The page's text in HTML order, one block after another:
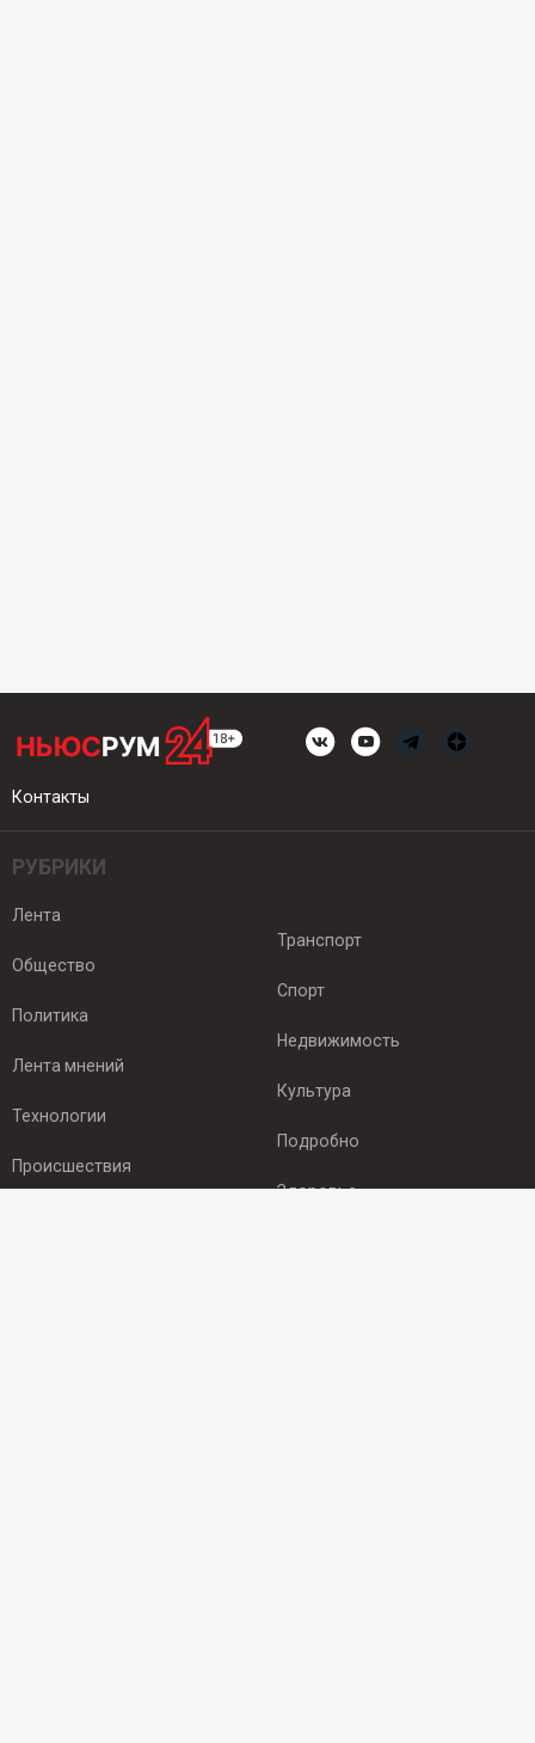
Контакты
РУБРИКИ
Лента
Общество
Политика
Лента мнений
Технологии
Происшествия
Транспорт
Спорт
Недвижимость
Культура
Подробно
Здоровье